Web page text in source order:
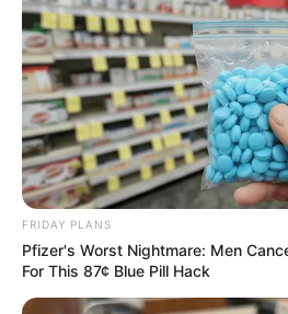
FRIDAY PLANS
Pfizer's Worst Nightmare: Men
For This 87¢ Blue Pill Hack